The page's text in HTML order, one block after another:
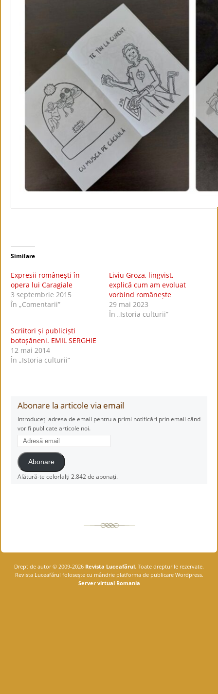
Similare
Expresii româneşti în
opera lui Caragiale
3 septembrie 2015
În „Comentarii”
Liviu Groza, lingvist,
explică cum am evoluat
vorbind românește
29 mai 2023
În „Istoria culturii”
Scriitori și publiciști
botoșăneni. EMIL SERGHIE
12 mai 2014
În „Istoria culturii”
Abonare la articole via email
Introduceți adresa de email pentru a primi notificări prin email când
vor fi publicate articole noi.
Adresă
email
Abonare
Alătură-te celorlalți 2.842 de abonați.
Drept de autor © 2009-2026 Revista Luceafărul. Toate drepturile rezervate.
Revista Luceafărul foloseşte cu mândrie platforma de publicare Wordpress.
Server virtual Romania